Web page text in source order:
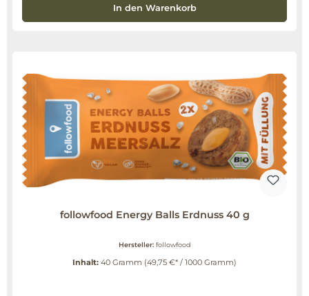
In den Warenkorb
followfood Energy Balls Erdnuss 40 g
Hersteller: followfood
Inhalt: 40 Gramm (49,75 €* / 1000 Gramm)